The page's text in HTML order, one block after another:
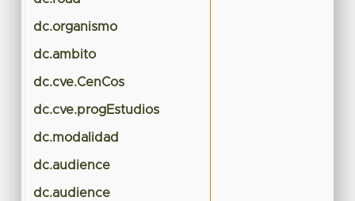
dc.organismo
dc.ambito
dc.cve.CenCos
dc.cve.progEstudios
dc.modalidad
dc.audience
dc.audience